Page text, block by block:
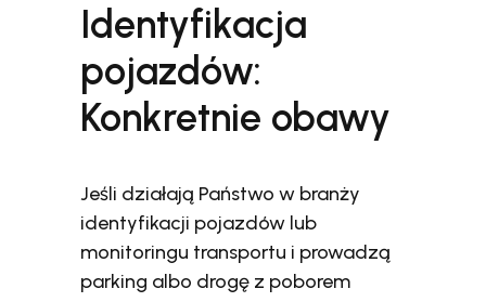
Identyfikacja
pojazdów:
Konkretnie obawy
Jeśli działają Państwo w branży
identyfikacji pojazdów lub
monitoringu transportu i prowadzą
parking albo drogę z poborem